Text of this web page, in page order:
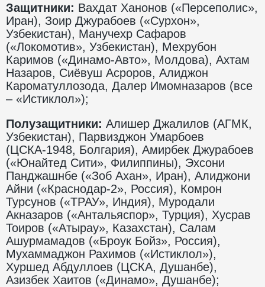
Защитники: Вахдат Ханонов («Персеполис»,
Иран), Зоир Джурабоев («Сурхон»,
Узбекистан), Манучехр Сафаров
(«Локомотив», Узбекистан), Мехрубон
Каримов («Динамо-Авто», Молдова), Ахтам
Назаров, Сиёвуш Асроров, Алиджон
Кароматуллозода, Далер Имомназаров (все
– «Истиклол»);
Полузащитники: Алишер Джалилов (АГМК,
Узбекистан), Парвизджон Умарбоев
(ЦСКА-1948, Болгария), Амирбек Джурабоев
(«Юнайтед Сити», Филиппины), Эхсони
Панджашнбе («Зоб Ахан», Иран), Алиджони
Айни («Краснодар-2», Россия), Комрон
Турсунов («ТРАУ», Индия), Муродали
Акназаров («Антальяспор», Турция), Хусрав
Тоиров («Атырау», Казахстан), Салам
Ашурмамадов («Броук Бойз», Россия),
Мухаммаджон Рахимов («Истиклол»),
Хуршед Абдуллоев (ЦСКА, Душанбе),
Азизбек Хаитов («Динамо», Душанбе);